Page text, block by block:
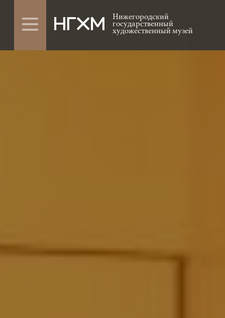
Нижегородский
государственный
художественный музей